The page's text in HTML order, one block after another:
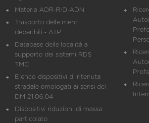
Materia ADR-RID-ADN
Trasporto delle merci
deperibili - ATP
Database delle località a
supporto dei sistemi RDS
TMC
Elenco dispositivi di ritenuta
stradale omologati ai sensi del
DM 21.06.04
Dispositivi riduzioni di massa
particolato